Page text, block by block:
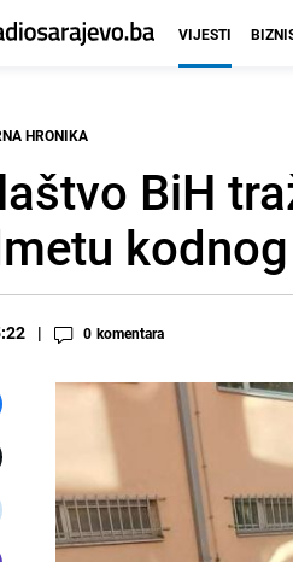
VIJESTI
HRONIKA
BiH
0 komentara